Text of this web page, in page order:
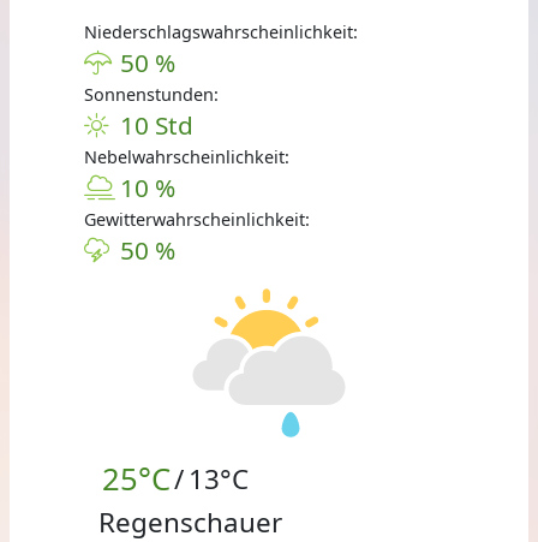
Niederschlagswahrscheinlichkeit:
50 %
Sonnenstunden:
10 Std
Nebelwahrscheinlichkeit:
10 %
Gewitterwahrscheinlichkeit:
50 %
25°C/13°C
Regenschauer